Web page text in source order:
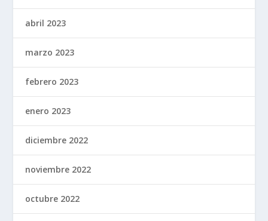
abril 2023
marzo 2023
febrero 2023
enero 2023
diciembre 2022
noviembre 2022
octubre 2022